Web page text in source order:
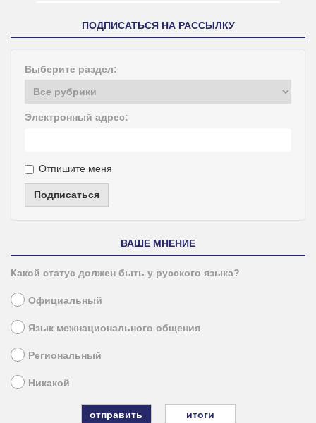
ПОДПИСАТЬСЯ НА РАССЫЛКУ
Выберите раздел:
Электронный адрес:
Отпишите меня
Подписаться
ВАШЕ МНЕНИЕ
Какой статус должен быть у русского языка?
Официальный
Язык межнационального общения
Региональный
Никакой
итоги